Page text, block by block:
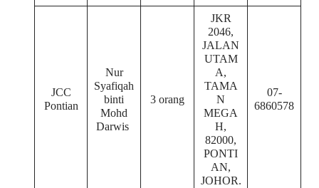
JCC
Pontian
Nur
Syafiqah
binti
Mohd
Darwis
3 orang
JKR
2046,
JALAN
UTAM
A,
TAMA
N
MEGA
H,
82000,
PONTI
AN,
JOHOR.
07-
6860578